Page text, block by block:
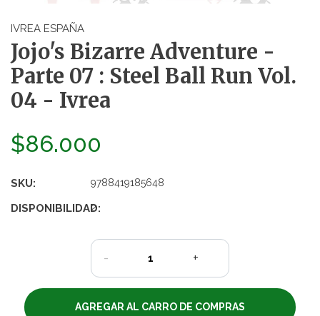
IVREA ESPAÑA
Jojo's Bizarre Adventure -
Parte 07 : Steel Ball Run Vol.
04 - Ivrea
$86.000
SKU: 9788419185648
DISPONIBILIDAD:
2
- +